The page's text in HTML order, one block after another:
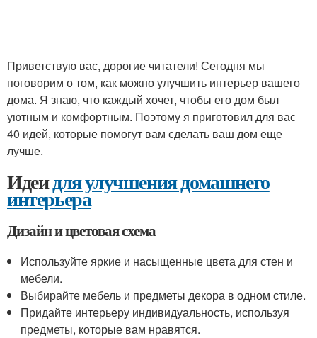
Приветствую вас, дорогие читатели! Сегодня мы
поговорим о том, как можно улучшить интерьер вашего
дома. Я знаю, что каждый хочет, чтобы его дом был
уютным и комфортным. Поэтому я приготовил для вас
40 идей, которые помогут вам сделать ваш дом еще
лучше.
Идеидля улучшения домашнего
интерьера
Дизайн и цветовая схема
Используйте яркие и насыщенные цвета для стен и
мебели.
Выбирайте мебель и предметы декора в одном стиле.
Придайте интерьеру индивидуальность, используя
предметы, которые вам нравятся.